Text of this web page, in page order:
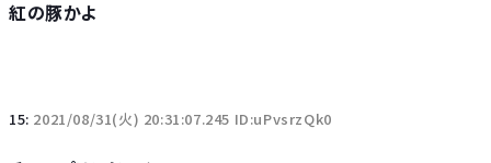
紅の豚かよ
15: 2021/08/31(火) 20:31:07.245 ID:uPvsrzQk0